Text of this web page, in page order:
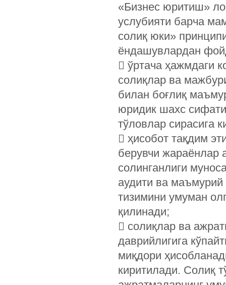
«Бизнес юритиш»
услубияти барча
солиқ юки»
ёндашувлардан
 ўртача ҳажмдаги
солиқлар ва
билан боғлиқ
юридик шахс
тўловлар сирасига
 ҳисобот тақдим
берувчи жараёнлар
солинганлиги
аудити ва
тизимини умуман
қилинади;
 солиқлар ва
даврийлигига
миқдори
киритилади. Солиқ